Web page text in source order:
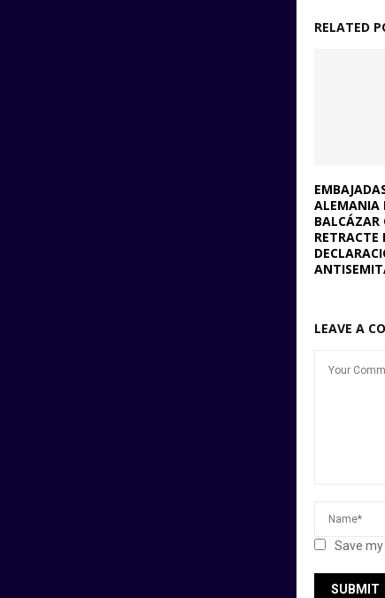
RELATED
ALEMANIA
BALCÁZAR
RETRACTE
LEAVE A
Save